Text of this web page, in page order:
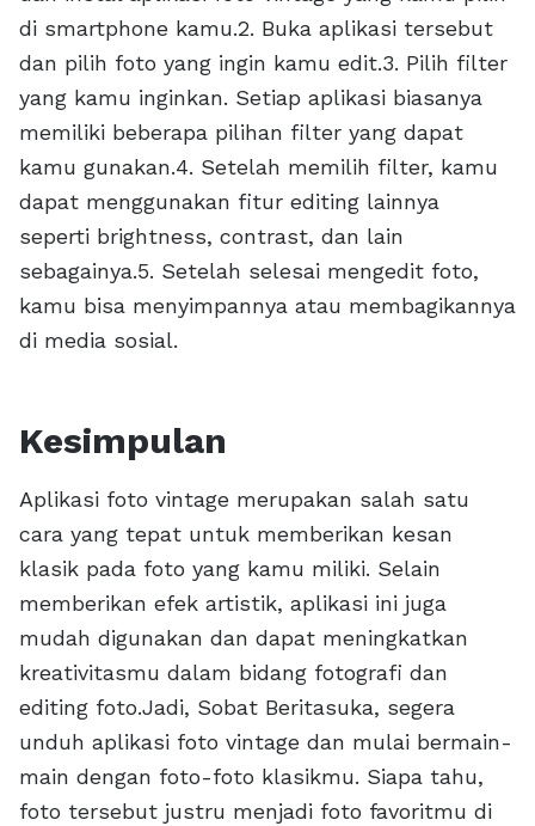
di smartphone kamu.2. Buka aplikasi tersebut
dan pilih foto yang ingin kamu edit.3. Pilih filter
yang kamu inginkan. Setiap aplikasi biasanya
memiliki beberapa pilihan filter yang dapat
kamu gunakan.4. Setelah memilih filter, kamu
dapat menggunakan fitur editing lainnya
seperti brightness, contrast, dan lain
sebagainya.5. Setelah selesai mengedit foto,
kamu bisa menyimpannya atau membagikannya
di media sosial.
Kesimpulan
Aplikasi foto vintage merupakan salah satu
cara yang tepat untuk memberikan kesan
klasik pada foto yang kamu miliki. Selain
memberikan efek artistik, aplikasi ini juga
mudah digunakan dan dapat meningkatkan
kreativitasmu dalam bidang fotografi dan
editing foto.Jadi, Sobat Beritasuka, segera
unduh aplikasi foto vintage dan mulai bermain-
main dengan foto-foto klasikmu. Siapa tahu,
foto tersebut justru menjadi foto favoritmu di